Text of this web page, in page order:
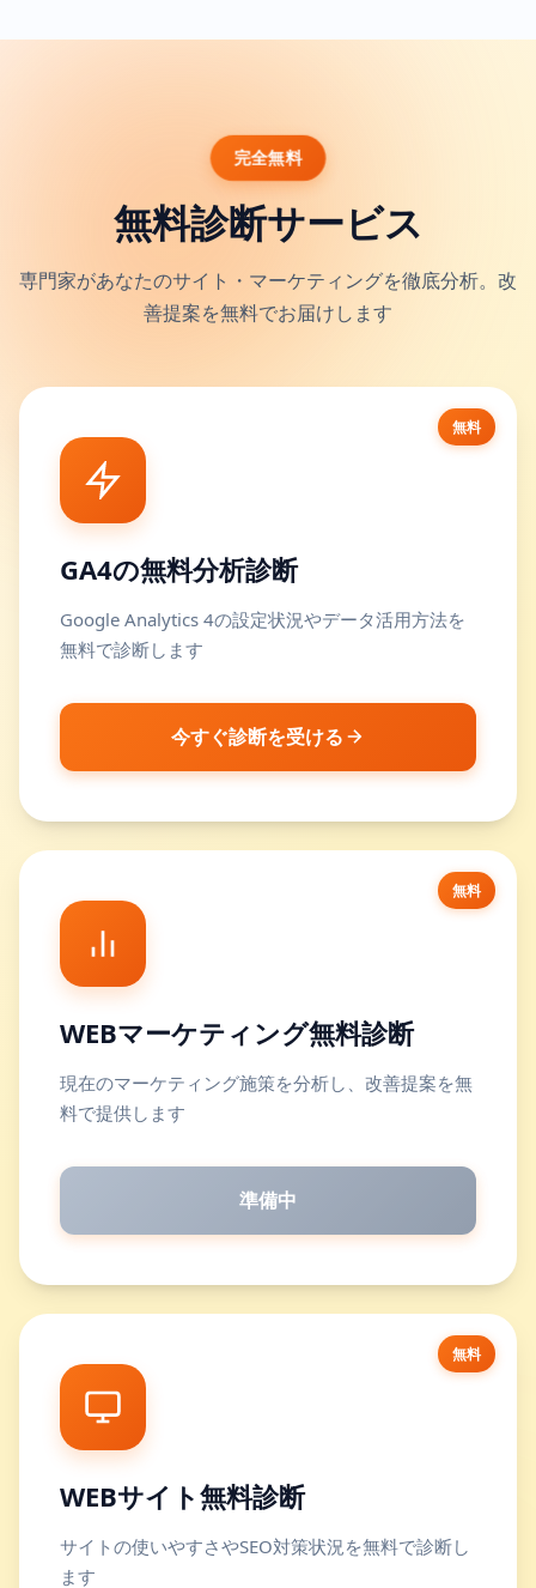
完全無料
無料診断サービス
専門家があなたのサイト・マーケティングを徹底分析。改
善提案を無料でお届けします
無料
GA4の無料分析診断
Google Analytics 4の設定状況やデータ活用方法を
無料で診断します
今すぐ診断を受ける
無料
WEBマーケティング無料診断
現在のマーケティング施策を分析し、改善提案を無
料で提供します
準備中
無料
WEBサイト無料診断
サイトの使いやすさやSEO対策状況を無料で診断し
ます